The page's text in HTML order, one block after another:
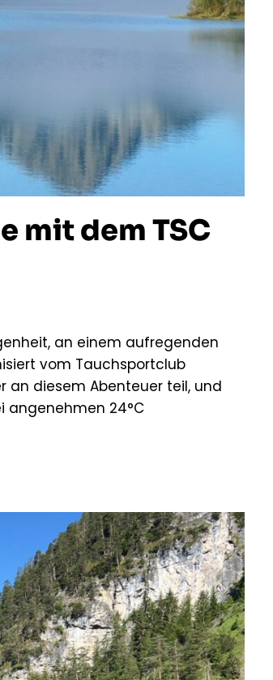
mit dem TSC
an einem aufregenden
vom Tauchsportclub
diesem Abenteuer teil, und
angenehmen 24°C